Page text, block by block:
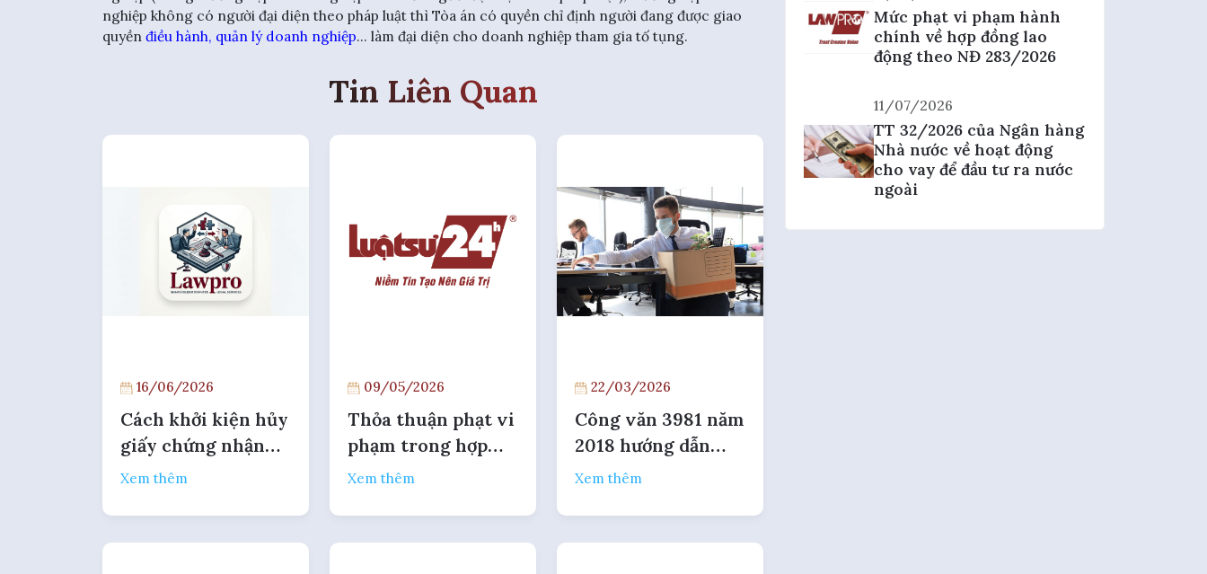
nghiệp không có người đại diện theo pháp luật thì Tòa án có quyền chỉ định người đang được giao
quyền điều hành, quản lý doanh nghiệp... làm đại diện cho doanh nghiệp tham gia tố tụng.
Tin Liên Quan
16/06/2026
Cách khởi kiện hủy
giấy chứng nhận
đăng ký doanh
Xem thêm
09/05/2026
Thỏa thuận phạt vi
phạm trong hợp
đồng tín dụng cho
vô hiệu không?
Xem thêm
22/03/2026
Công văn 3981 năm
2018 hướng dẫn
hoạt động kinh
chuyển nhượng
vốn góp cho nhà
Xem thêm
Mức phạt vi phạm hành
chính về hợp đồng lao
động theo NĐ 283/2026
11/07/2026
TT 32/2026 của Ngân hàng
Nhà nước về hoạt động
cho vay để đầu tư ra nước
ngoài